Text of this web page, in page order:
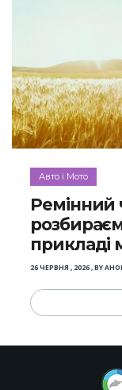
Авто і Мото
Ремінний
прикладі
26 ЧЕРВНЯ , 2026,BY